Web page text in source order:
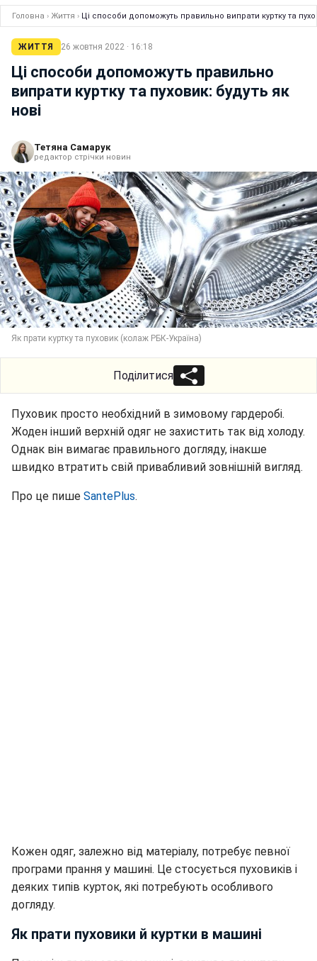
Головна › Життя › Ці способи допоможуть правильно випрати куртку та
ЖИТТЯ 26 жовтня 2022 · 16:18
Ці способи допоможуть правильно
випрати куртку та пуховик: будуть як
нові
Тетяна Самарук
редактор стрічки новин
Як прати куртку та пуховик (колаж РБК-Україна)
Поділитися
Пуховик просто необхідний в зимовому гардеробі.
Жоден інший верхній одяг не захистить так від холоду.
Однак він вимагає правильного догляду, інакше
швидко втратить свій привабливий зовнішній вигляд.
Про це пише SantePlus.
Кожен одяг, залежно від матеріалу, потребує певної
програми прання у машині. Це стосується пуховиків і
деяких типів курток, які потребують особливого
догляду.
Як прати пуховики й куртки в машині